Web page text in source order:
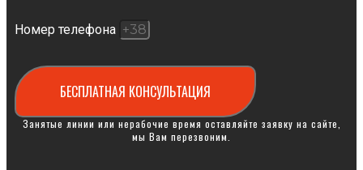
Номер телефона
БЕСПЛАТНАЯ КОНСУЛЬТАЦИЯ
Занятые линии или нерабочие время оставляйте заявку на сайте,
мы Вам перезвоним.